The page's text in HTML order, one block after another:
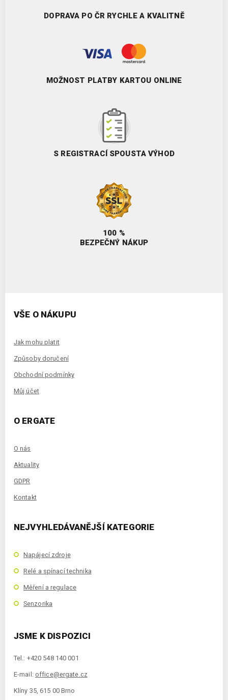
DOPRAVA PO ČR RYCHLE A KVALITNĚ
MOŽNOST PLATBY KARTOU ONLINE
S REGISTRACÍ SPOUSTA VÝHOD
100 %
BEZPEČNÝ NÁKUP
VŠE O NÁKUPU
Jak mohu platit
Způsoby doručení
Obchodní podmínky
Můj účet
O ERGATE
O nás
Aktuality
GDPR
Kontakt
NEJVYHLEDÁVANĚJŠÍ KATEGORIE
Napájecí zdroje
Relé a spínací technika
Měření a regulace
Senzorika
JSME K DISPOZICI
Tel.: +420 548 140 001
E-mail: office@ergate.cz
Klíny 35, 615 00 Brno